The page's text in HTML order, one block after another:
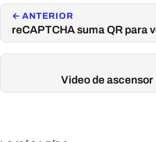
← ANTERIOR
reCAPTCHA suma QR para
Video de ascensor